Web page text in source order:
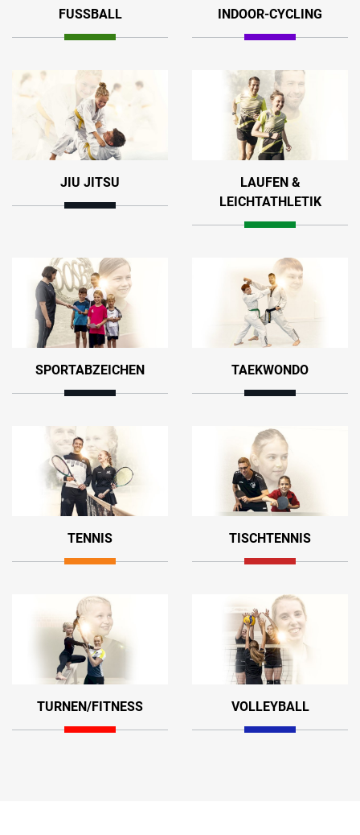
FUSSBALL INDOOR-CYCLING
JIU JITSU
LAUFEN &
LEICHTATHLETIK
SPORTABZEICHEN TAEKWONDO
TENNIS TISCHTENNIS
TURNEN/FITNESS VOLLEYBALL